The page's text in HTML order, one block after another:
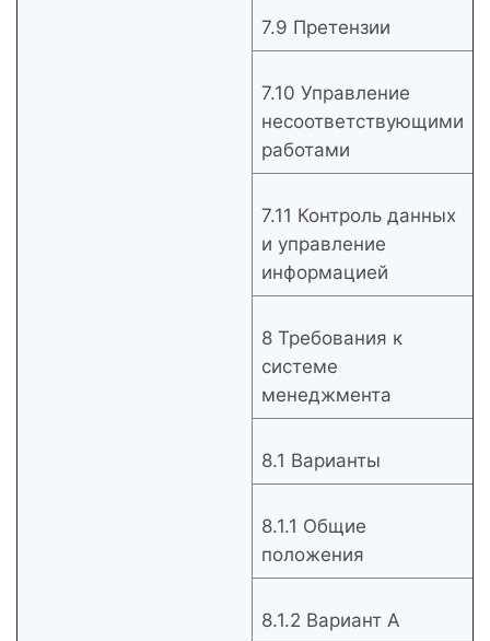
7.9 Претензии
7.10 Управление
несоответствующими
работами
7.11 Контроль данных
и управление
информацией
8 Требования к
системе
менеджмента
8.1 Варианты
8.1.1 Общие
положения
8.1.2 Вариант A